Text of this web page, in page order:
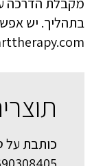
בתהליך. יש
כותבת על